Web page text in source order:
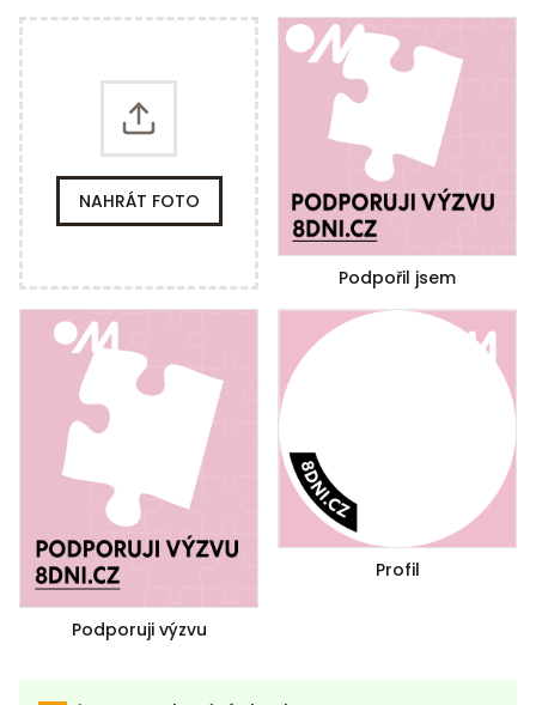
NAHRÁT FOTO
Podpořil jsem
Podporuji výzvu
Profil